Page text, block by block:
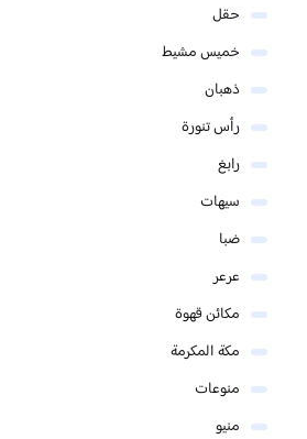
حقل
خميس مشيط
ذهبان
رأس تنورة
رابغ
سيهات
ضبا
عرعر
مكائن قهوة
مكة المكرمة
منوعات
منيو